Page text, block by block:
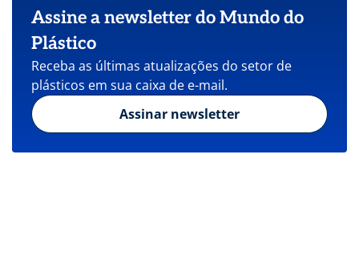
Assine a newsletter do Mundo do
Plástico
Receba as últimas atualizações do setor de
plásticos em sua caixa de e-mail.
Assinar newsletter